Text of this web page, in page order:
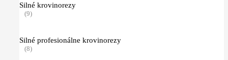
Silné krovinorezy
(9)
Silné profesionálne krovinorezy
(8)